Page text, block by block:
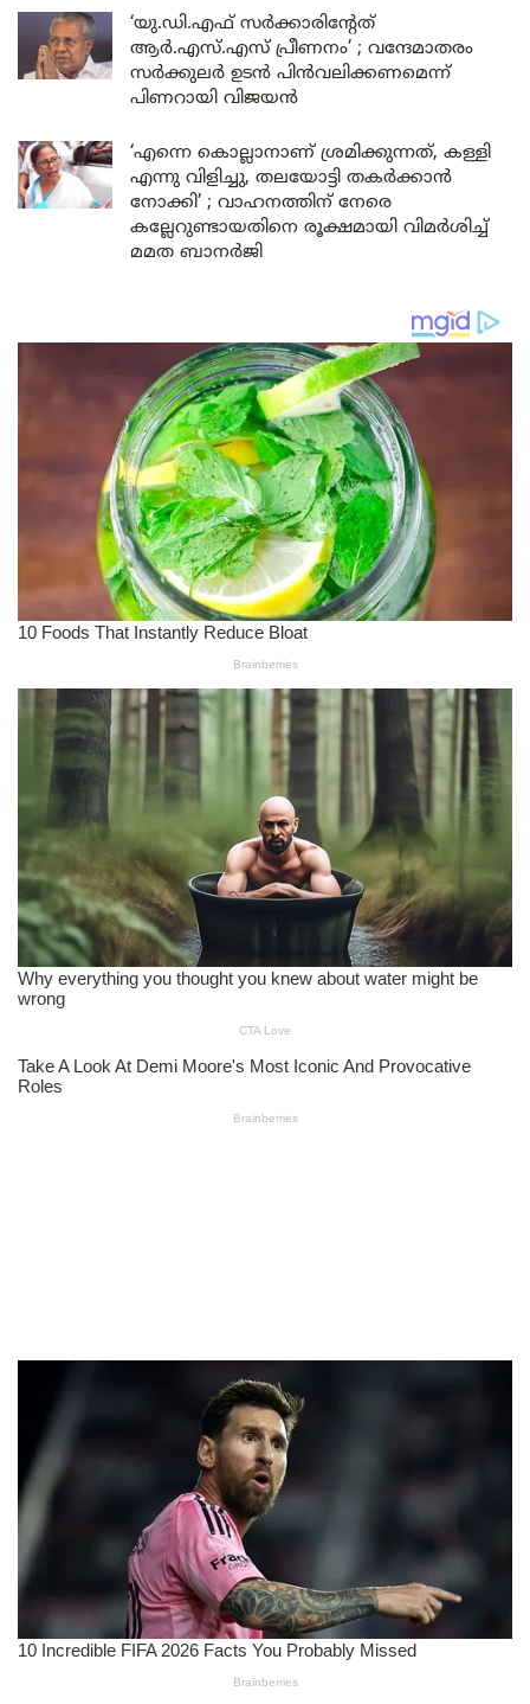
‘യു.ഡി.എഫ് സർക്കാരിന്റേത്
ആർ.എസ്.എസ് പ്രീണനം’ ; വന്ദേമാതരം
സർക്കുലർ ഉടൻ പിൻവലിക്കണമെന്ന്
പിണറായി വിജയൻ
‘എന്നെ കൊല്ലാനാണ് ശ്രമിക്കുന്നത്, കള്ളി
എന്നു വിളിച്ചു, തലയോട്ടി തകർക്കാൻ
നോക്കി’ ; വാഹനത്തിന് നേരെ
കല്ലേറുണ്ടായതിനെ രൂക്ഷമായി വിമർശിച്ച്
മമത ബാനർജി